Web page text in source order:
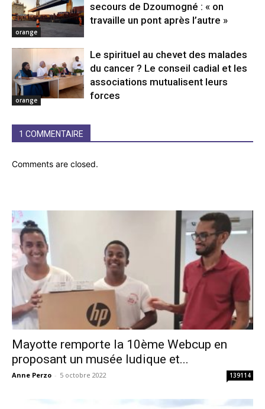
orange
secours de Dzoumogné : « on
travaille un pont après l’autre »
orange
Le spirituel au chevet des malades
du cancer ? Le conseil cadial et les
associations mutualisent leurs
forces
1 COMMENTAIRE
Comments are closed.
Mayotte remporte la 10ème Webcup en
proposant un musée ludique et...
Anne Perzo - 5 octobre 2022 139114